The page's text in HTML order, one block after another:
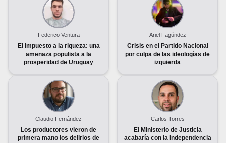
Federico Ventura
El impuesto a la riqueza: una
amenaza populista a la
prosperidad de Uruguay
Ariel Fagúndez
Crisis en el Partido Nacional
por culpa de las ideologías de
izquierda
Claudio Fernández
Los productores vieron de
primera mano los delirios de
Carlos Torres
El Ministerio de Justicia
acabaría con la independencia